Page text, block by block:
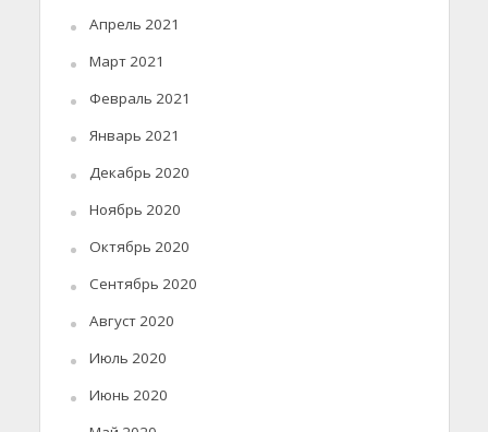
Апрель 2021
Март 2021
Февраль 2021
Январь 2021
Декабрь 2020
Ноябрь 2020
Октябрь 2020
Сентябрь 2020
Август 2020
Июль 2020
Июнь 2020